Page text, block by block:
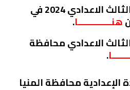
– رابط نتيجة الصف الثالث الاعدادي 2024 في
هنـــــــــــــا.
الاعدادي محافظة
.
الإعدادية محافظة المنيا